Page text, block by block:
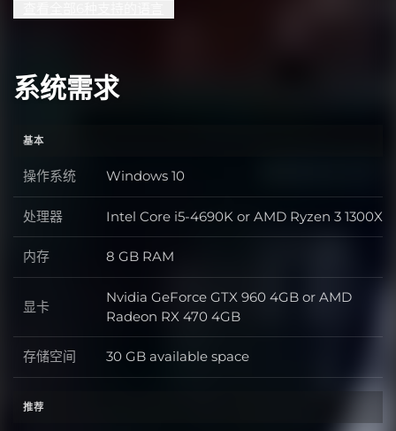
系统需求
基本
操作系统 操作系统
Windows 10
处理器 处理器
Intel Core i5-4690K or AMD Ryzen 3 1300X
内存 内存
8 GB RAM
显卡 显卡
Nvidia GeForce GTX 960 4GB or AMD
Radeon RX 470 4GB
存储空间 存储空间
30 GB available space
推荐